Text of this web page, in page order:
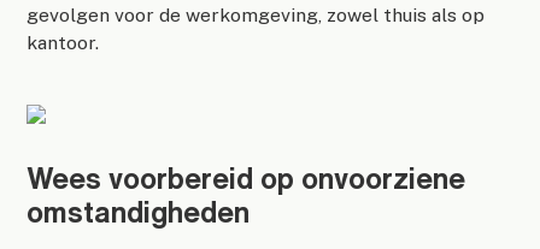
gevolgen voor de werkomgeving, zowel thuis als op
kantoor.
Wees voorbereid op onvoorziene
omstandigheden